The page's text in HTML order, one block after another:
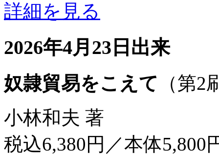
詳細を見る
2026年4月23日出来
奴隷貿易をこえて （第2
小林和夫 著
税込6,380円／本体5,800